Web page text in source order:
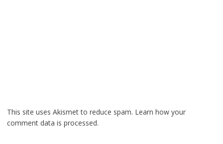
This site uses Akismet to reduce spam. Learn how your
comment data is processed.